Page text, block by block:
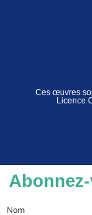
Ces œuvres
Licence
Nom